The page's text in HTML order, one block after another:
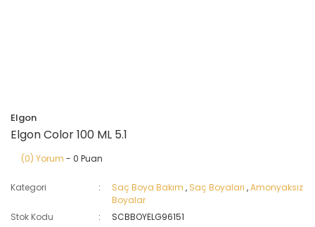
Elgon
Elgon Color 100 ML 5.1
(0) Yorum - 0 Puan
Kategori Saç Boya Bakım , Saç Boyaları ,Amonyaksız
Boyalar
Stok Kodu
SCBBOYELG96151